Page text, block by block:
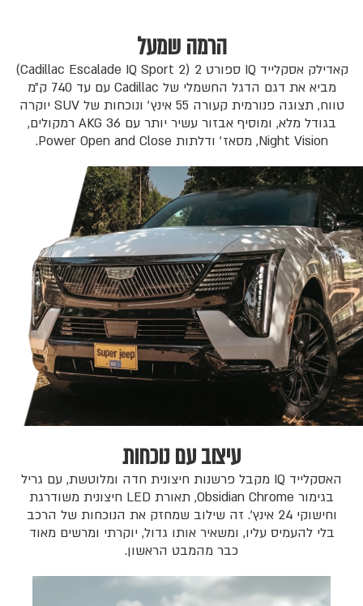
הרמה שמעל
קאדילק אסקלייד IQ ספורט 2 (Cadillac Escalade IQ Sport 2)
מביא את דגם הדגל החשמלי של Cadillac עם עד 740 ק״מ
טווח, תצוגה פנורמית קעורה 55 אינץ׳ ונוכחות של SUV יוקרה
בגודל מלא, ומוסיף אבזור עשיר יותר עם AKG 36 רמקולים,
Night Vision, מסאז׳ ודלתות Power Open and Close.
עיצוב עם נוכחות
האסקלייד IQ מקבל פרשנות חיצונית חדה ומלוטשת, עם גריל
בגימור Obsidian Chrome, תאורת LED חיצונית משודרגת
וחישוקי 24 אינץ'. זה שילוב שמחזק את הנוכחות של הרכב
בלי להעמיס עליו, ומשאיר אותו גדול, יוקרתי ומרשים מאוד
כבר מהמבט הראשון.